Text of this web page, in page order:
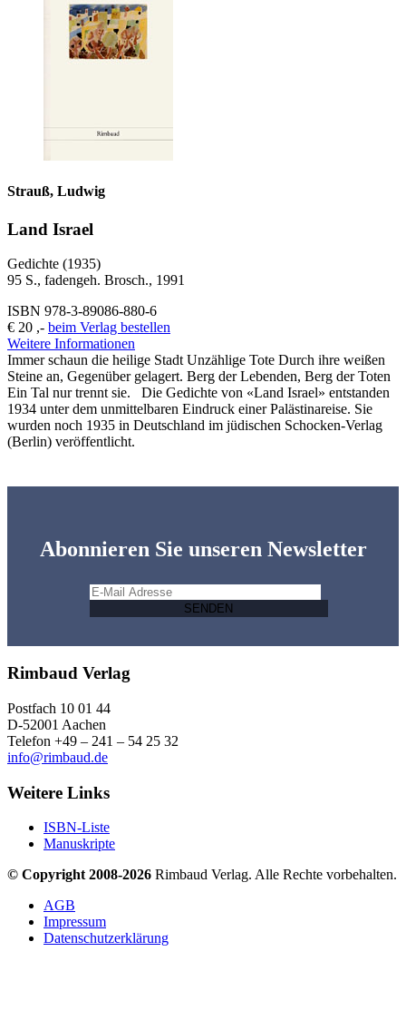
Strauß, Ludwig
Land Israel
Gedichte (1935)
95 S., fadengeh. Brosch., 1991
ISBN 978-3-89086-880-6
€ 20 ,- beim Verlag bestellen
Weitere Informationen
Immer schaun die heilige Stadt Unzählige Tote Durch ihre weißen
Steine an, Gegenüber gelagert. Berg der Lebenden, Berg der Toten
Ein Tal nur trennt sie. Die Gedichte von «Land Israel» entstanden
1934 unter dem unmittelbaren Eindruck einer Palästinareise. Sie
wurden noch 1935 in Deutschland im jüdischen Schocken-Verlag
(Berlin) veröffentlicht.
Abonnieren Sie unseren Newsletter
Rimbaud Verlag
Postfach 10 01 44
D-52001 Aachen
Telefon +49 – 241 – 54 25 32
info@rimbaud.de
Weitere Links
ISBN-Liste
Manuskripte
© Copyright 2008-2026 Rimbaud Verlag. Alle Rechte vorbehalten.
AGB
Impressum
Datenschutzerklärung